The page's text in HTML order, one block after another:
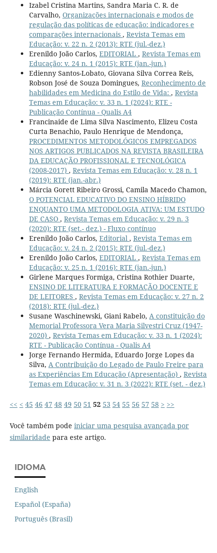
Izabel Cristina Martins, Sandra Maria C. R. de
Carvalho, Organizações internacionais e modos de
regulação das políticas de educação: indicadores e
comparações internacionais , Revista Temas em
Educação: v. 22 n. 2 (2013): RTE (jul.-dez.)
Erenildo João Carlos, EDITORIAL , Revista Temas em
Educação: v. 24 n. 1 (2015): RTE (jan.-jun.)
Edienny Santos-Lobato, Giovana Silva Correa Reis,
Robson José de Souza Domingues, Reconhecimento de
habilidades em Medicina do Estilo de Vida: , Revista
Temas em Educação: v. 33 n. 1 (2024): RTE -
Publicação Contínua - Qualis A4
Francinaide de Lima Silva Nascimento, Elizeu Costa
Curta Benachio, Paulo Henrique de Mendonça,
PROCEDIMENTOS METODOLÓGICOS EMPREGADOS
NOS ARTIGOS PUBLICADOS NA REVISTA BRASILEIRA
DA EDUCAÇÃO PROFISSIONAL E TECNOLÓGICA
(2008-2017) , Revista Temas em Educação: v. 28 n. 1
(2019): RTE (jan.-abr.)
Márcia Gorett Ribeiro Grossi, Camila Macedo Chamon,
O POTENCIAL EDUCATIVO DO ENSINO HÍBRIDO
ENQUANTO UMA METODOLOGIA ATIVA: UM ESTUDO
DE CASO , Revista Temas em Educação: v. 29 n. 3
(2020): RTE (set.- dez.) - Fluxo contínuo
Erenildo João Carlos, Editorial , Revista Temas em
Educação: v. 24 n. 2 (2015): RTE (jul.-dez.)
Erenildo João Carlos, EDITORIAL , Revista Temas em
Educação: v. 25 n. 1 (2016): RTE (jan.-jun.)
Girlene Marques Formiga, Cristina Rothier Duarte,
ENSINO DE LITERATURA E FORMAÇÃO DOCENTE E
DE LEITORES , Revista Temas em Educação: v. 27 n. 2
(2018): RTE (jul.-dez.)
Susane Waschinewski, Giani Rabelo, A constituição do
Memorial Professora Vera Maria Silvestri Cruz (1947-
2020) , Revista Temas em Educação: v. 33 n. 1 (2024):
RTE - Publicação Contínua - Qualis A4
Jorge Fernando Hermida, Eduardo Jorge Lopes da
Silva, A Contribuição do Legado de Paulo Freire para
as Experiências Em Educação (Apresentação) , Revista
Temas em Educação: v. 31 n. 3 (2022): RTE (set. - dez.)
<< < 45 46 47 48 49 50 51 52 53 54 55 56 57 58 > >>
Você também pode iniciar uma pesquisa avançada por
similaridade para este artigo.
IDIOMA
English
Español (España)
Português (Brasil)